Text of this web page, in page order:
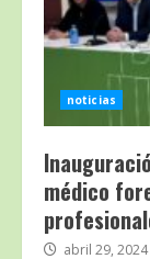
noticias
médico
abril 29, 2024